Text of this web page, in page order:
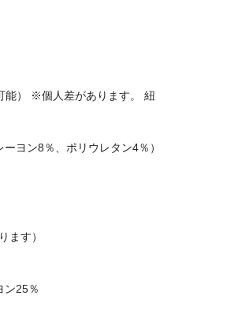
能） ※個人差があります。 紐
ヨン8％、ポリウレタン4％）
ます）
ン25％